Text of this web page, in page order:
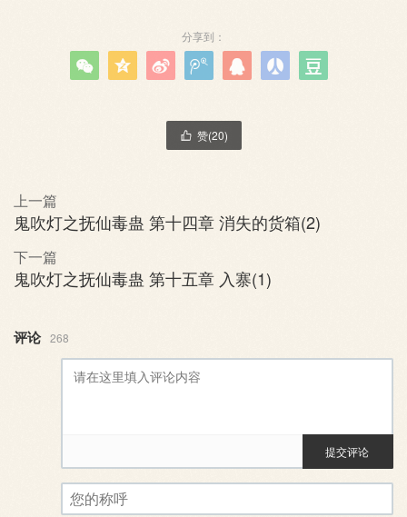
分享到：
      
 赞(20)
上一篇
鬼吹灯之抚仙毒蛊 第十四章 消失的货箱(2)
下一篇
鬼吹灯之抚仙毒蛊 第十五章 入寨(1)
评论 268
评论审核已启用。您的评论可
提交评论